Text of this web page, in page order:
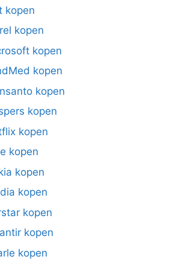
kopen
kopen
kopen
kopen
kopen
kopen
kopen
kopen
kopen
kopen
kopen
kopen
kopen